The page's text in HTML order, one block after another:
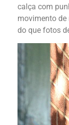
calça com
movimento
do que fotos